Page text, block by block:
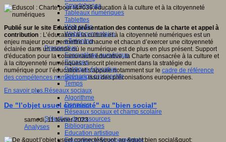
Smartphones
Tableaux numériques
Tablettes
Web radio
Webdocumentaire
eTwinning
Prospective
Ecosystème numérique
Espaces
Politique éducative
Scénarios prospectifs
Temps
Réseaux sociaux
Algorithme
Données
Réseaux sociaux et champ scolaire
Sélection de ressources
Bibliographies
Education artistique
Education environnementale
Publié sur le site Eduscol présentation des contenus de la charte et appel à
contribution : L’éducation à la culture et à la citoyenneté numériques est un
enjeu majeur pour permettre à chacune et chacun d’exercer une citoyenneté
éclairée dans un monde où le numérique est de plus en plus présent. Support
d'éducation pour la communauté éducative, la Charte consacrée à la culture et
à la citoyenneté numériques s’inscrit pleinement dans la stratégie du
numérique pour l’éducation et s’appuie notamment sur le cadre de référence
des compétences numériquesissu des préconisations européennes.
En savoir plus...
De "l’objet usuel connecté" au "bien social"
samedi, 11 février 2023
Analyses